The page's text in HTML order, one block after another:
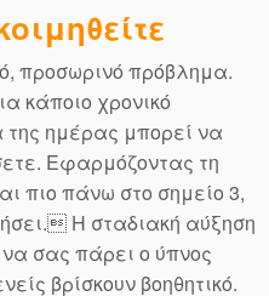
προσωρινό πρόβλημα.
κάποιο χρονικό
της ημέρας μπορεί να
Εφαρμόζοντας τη
πιο πάνω στο σημείο 3,
Η σταδιακή αύξηση
σας πάρει ο ύπνος
βρίσκουν βοηθητικό.